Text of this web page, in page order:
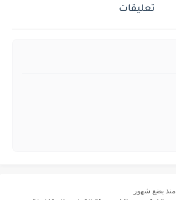
تعليقات
منذ بضع شهور